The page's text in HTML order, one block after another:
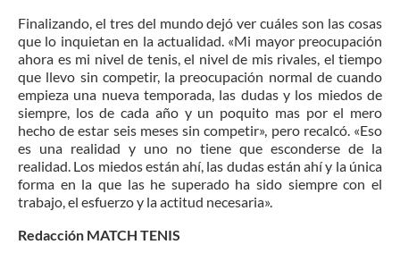
Finalizando, el tres del mundo dejó ver cuáles son las cosas
que lo inquietan en la actualidad. «Mi mayor preocupación
ahora es mi nivel de tenis, el nivel de mis rivales, el tiempo
que llevo sin competir, la preocupación normal de cuando
empieza una nueva temporada, las dudas y los miedos de
siempre, los de cada año y un poquito mas por el mero
hecho de estar seis meses sin competir», pero recalcó. «Eso
es una realidad y uno no tiene que esconderse de la
realidad. Los miedos están ahí, las dudas están ahí y la única
forma en la que las he superado ha sido siempre con el
trabajo, el esfuerzo y la actitud necesaria».
Redacción MATCH TENIS